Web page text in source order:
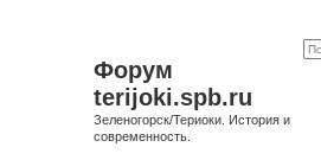
Форум
terijoki.spb.ru
Зеленогорск/Териоки. История и
современность.